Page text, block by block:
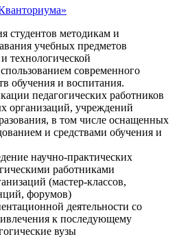
студентов методикам и
учебных предметов
технологической
современного
обучения и воспитания.
педагогических работников
организаций, учреждений
в том числе оснащенных
и средствами обучения и
научно-практических
работниками
(мастер-классов,
форумов)
деятельности со
к последующему
вузы